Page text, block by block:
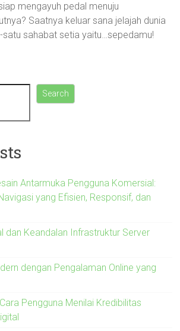
mengayuh pedal menuju
Saatnya keluar sana jelajah dunia
sahabat setia yaitu…sepedamu!
Search
Antarmuka Pengguna Komersial:
yang Efisien, Responsif, dan
dan Keandalan Infrastruktur Server
dengan Pengalaman Online yang
Pengguna Menilai Kredibilitas